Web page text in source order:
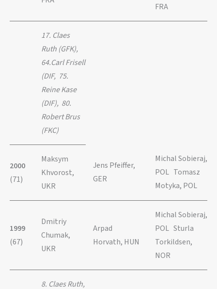
FRA
17. Claes
Ruth (GFK),
64.Carl Frisell
(DIF, 75.
Reine Kase
(DIF), 80.
Robert Brus
(FKC)
2000
(71)
Maksym
Khvorost,
UKR
Jens Pfeiffer,
GER
Michal Sobieraj,
POL Tomasz
Motyka, POL
1999
(67)
Dmitriy
Chumak,
UKR
Arpad
Horvath, HUN
Michal Sobieraj,
POL Sturla
Torkildsen,
NOR
8. Claes Ruth,